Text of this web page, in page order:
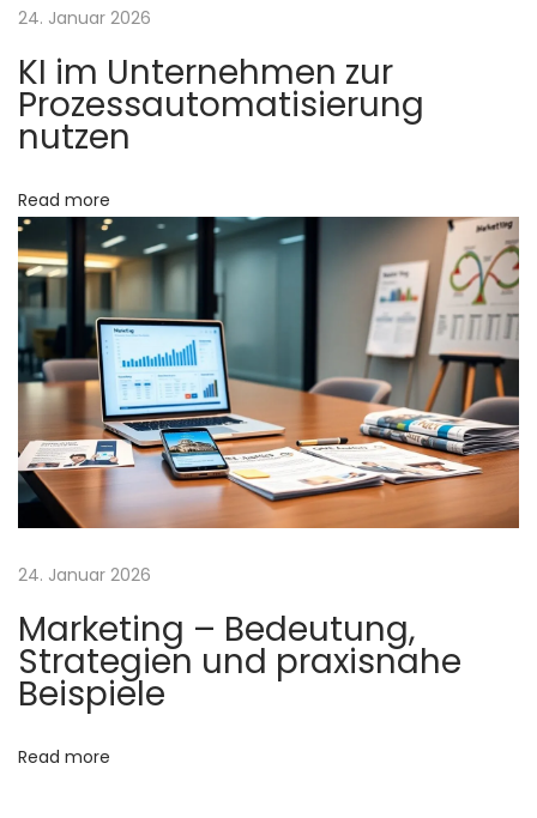
d
S
o
i
a
l
M
e
d
a
F
ü
E
f
o
l
24. Januar 2026
KI im Unternehmen zur
Prozessautomatisierung
nutzen
Read more
24. Januar 2026
Marketing – Bedeutung,
Strategien und praxisnahe
Beispiele
Read more